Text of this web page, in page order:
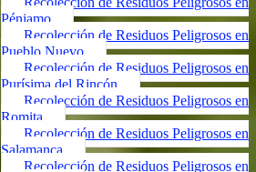
Pénjamo
Recolección de Residuos Peligrosos en
Pueblo Nuevo
Recolección de Residuos Peligrosos en
Purísima del Rincón
Recolección de Residuos Peligrosos en
Romita
Recolección de Residuos Peligrosos en
Salamanca
Recolección de Residuos Peligrosos en